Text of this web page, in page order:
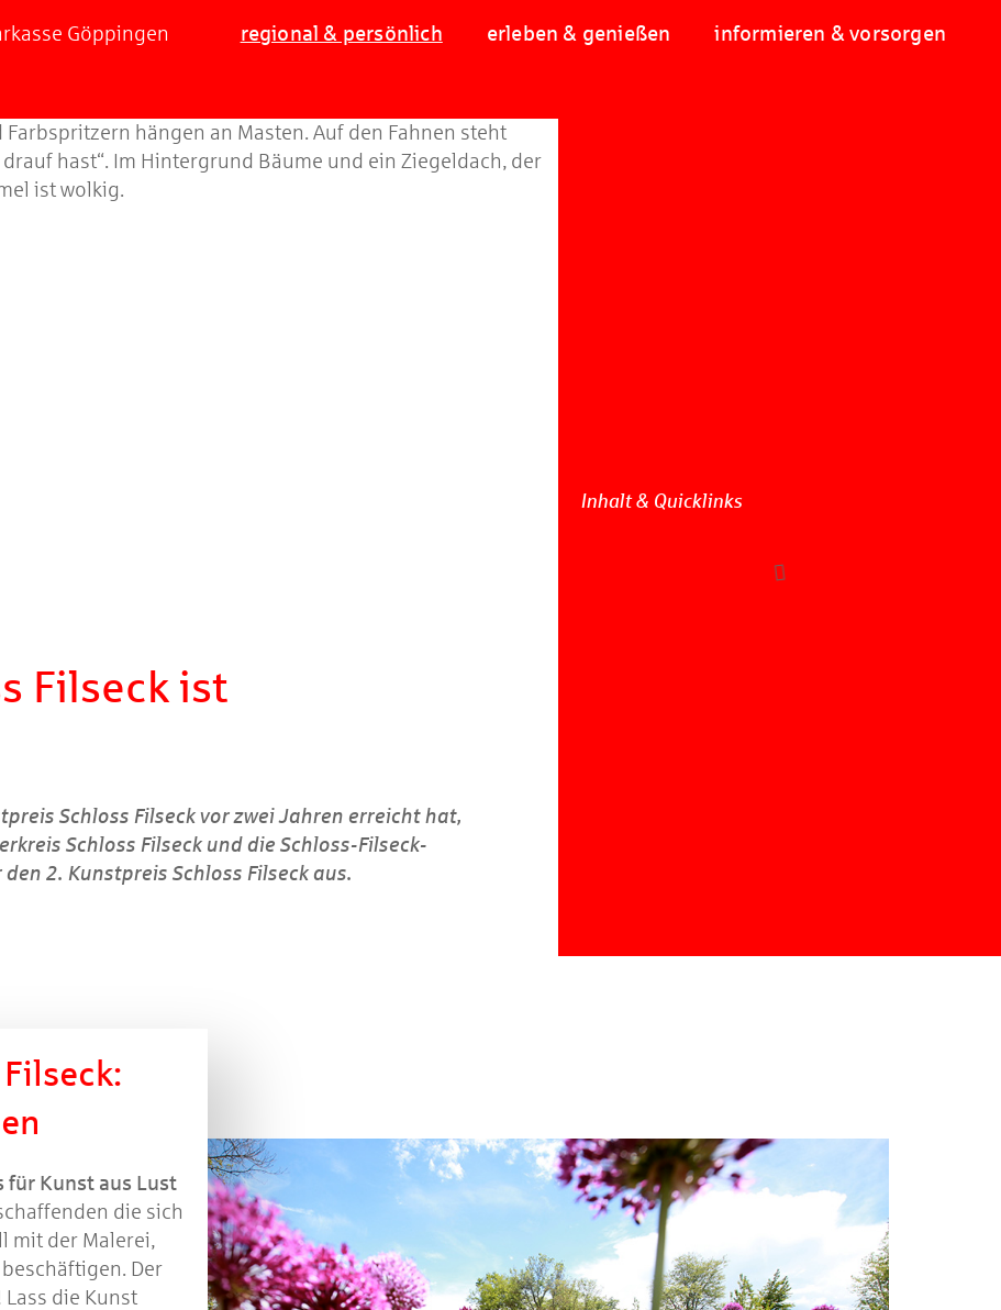
Göppingen regional & persönlich erleben & genießen informieren & vorsorgen
Filseck ist
Schloss Filseck vor zwei Jahren erreicht hat,
Schloss Filseck und die Schloss-Filseck-
2. Kunstpreis Schloss Filseck aus.
Inhalt & Quicklinks
für Kunst aus Lust
die sich
mit der Malerei,
Der
die Kunst